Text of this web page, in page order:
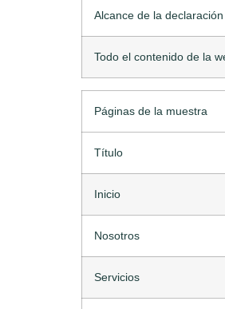
Alcance de la declaración
Todo el contenido de la
Páginas de la muestra
Título
Inicio
Nosotros
Servicios